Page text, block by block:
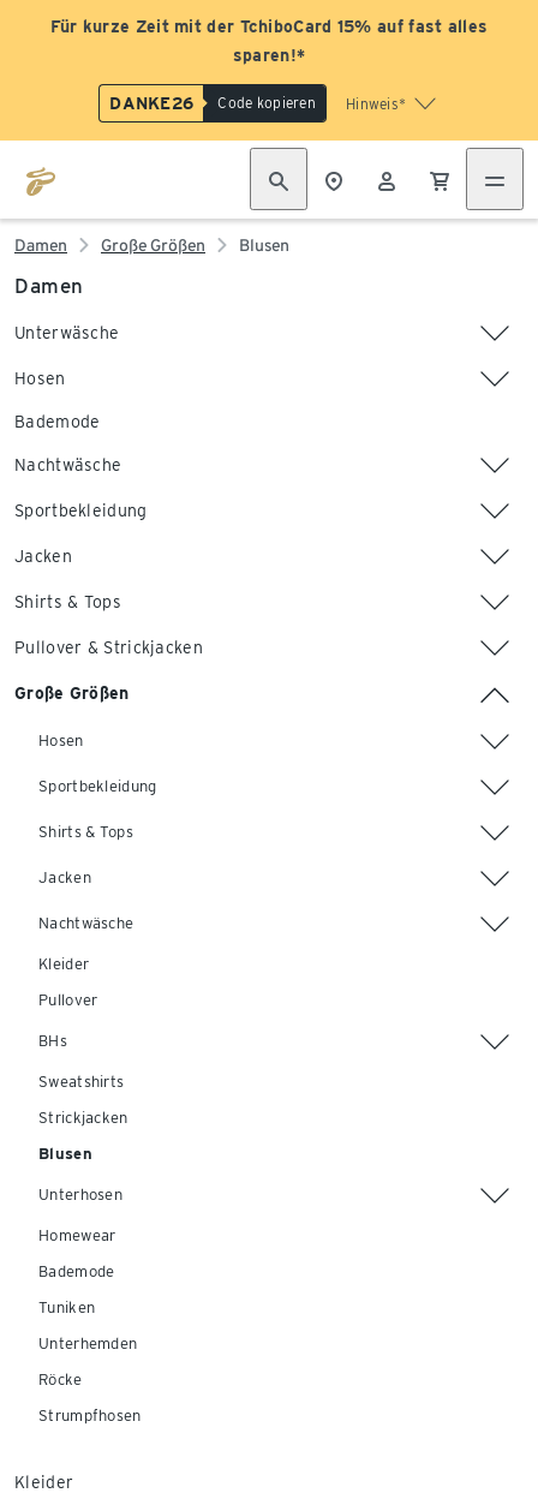
Für kurze Zeit mit der TchiboCard 15% auf fast alles
sparen!*
DANKE26 Code kopieren Hinweis*
Damen Große Größen Blusen
Damen
Unterwäsche
Hosen
Bademode
Nachtwäsche
Sportbekleidung
Jacken
Shirts & Tops
Pullover & Strickjacken
Große Größen
Hosen
Sportbekleidung
Shirts & Tops
Jacken
Nachtwäsche
Kleider
Pullover
BHs
Sweatshirts
Strickjacken
Blusen
Unterhosen
Homewear
Bademode
Tuniken
Unterhemden
Röcke
Strumpfhosen
Kleider